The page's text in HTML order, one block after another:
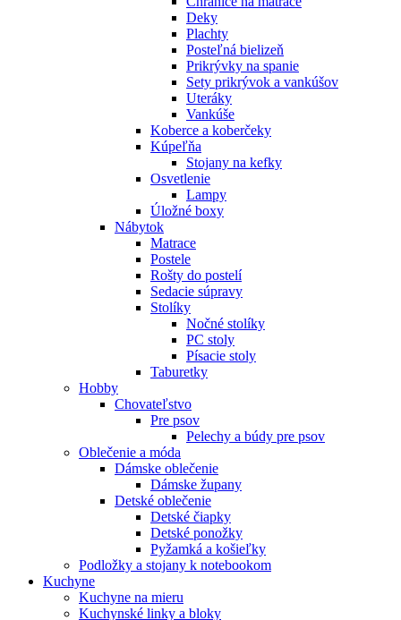
Deky
Plachty
Posteľná bielizeň
Prikrývky na spanie
Sety prikrývok a vankúšov
Uteráky
Vankúše
Koberce a koberčeky
Kúpeľňa
Stojany na kefky
Osvetlenie
Lampy
Úložné boxy
Nábytok
Matrace
Postele
Rošty do postelí
Sedacie súpravy
Stolíky
Nočné stolíky
PC stoly
Písacie stoly
Taburetky
Hobby
Chovateľstvo
Pre psov
Pelechy a búdy pre psov
Oblečenie a móda
Dámske oblečenie
Dámske župany
Detské oblečenie
Detské čiapky
Detské ponožky
Pyžamká a košieľky
Podložky a stojany k notebookom
Kuchyne
Kuchyne na mieru
Kuchynské linky a bloky